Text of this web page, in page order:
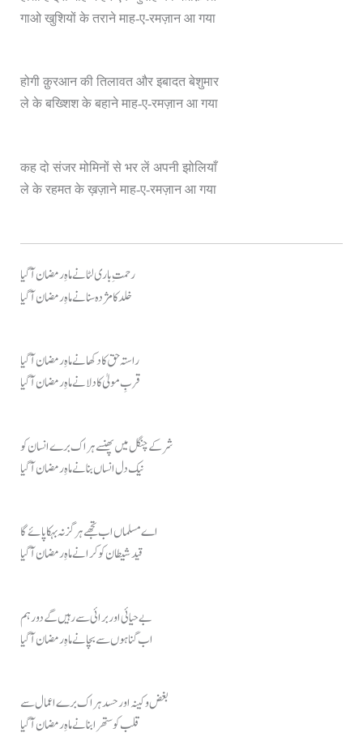
गाओ खुशियों के तराने माह-ए-रमज़ान आ गया
होगी क़ुरआन की तिलावत और इबादत बेशुमार
ले के बख्शिश के बहाने माह-ए-रमज़ान आ गया
कह दो संजर मोमिनों से भर लें अपनी झोलियाँ
ले के रहमत के ख़ज़ाने माह-ए-रमज़ान आ गया
رحمتِ باری لٹانے ماہِ رمضان آ گیا
خلد کا مژدہ سنانے ماہِ رمضان آ گیا
راستہ حق کا دکھانے ماہِ رمضان آ گیا
قربِ مولیٰ کا دلانے ماہِ رمضان آ گیا
شر کے چنگل میں پھنسے ہر اک برے انسان کو
نیک دل انساں بنانے ماہِ رمضان آ گیا
اے مسلماں اب تجھے ہرگز نہ بہکا پائے گا
قید شیطان کو کرانے ماہِ رمضان آ گیا
بے حیائی اور برائی سے رہیں گے دور ہم
اب گناہوں سے بچانے ماہِ رمضان آ گیا
بغض و کینہ اور حسد ہر اک برے اعمال سے
قلب کو ستھرا بنانے ماہِ رمضان آ گیا